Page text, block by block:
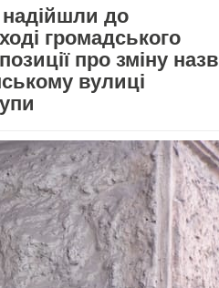
надійшли до
громадського
про зміну
вулиці